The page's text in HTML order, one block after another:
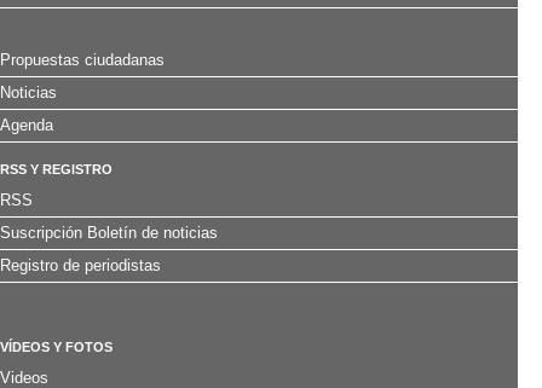
Propuestas ciudadanas
Noticias
Agenda
RSS Y REGISTRO
RSS
Suscripción Boletín de noticias
Registro de periodistas
VÍDEOS Y FOTOS
Videos